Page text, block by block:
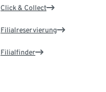
Click & Collect
Filialreservierung
Filialfinder